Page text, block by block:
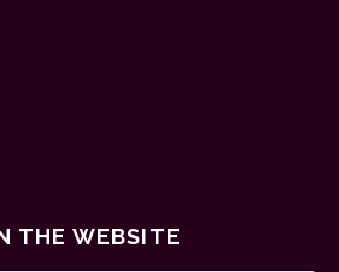
THE WEBSITE